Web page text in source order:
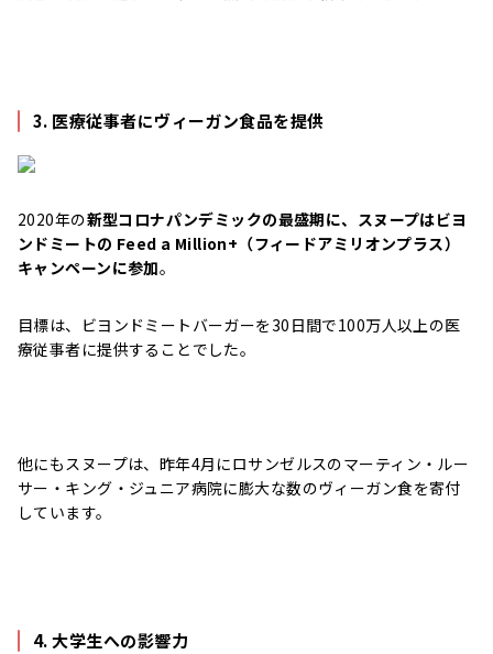
3. 医療従事者にヴィーガン食品を提供
2020年の新型コロナパンデミックの最盛期に、スヌープはビヨ
ンドミートの Feed a Million+（フィードアミリオンプラス）
キャンペーンに参加。
目標は、ビヨンドミートバーガーを30日間で100万人以上の医
療従事者に提供することでした。
他にもスヌープは、昨年4月にロサンゼルスのマーティン・ルー
サー・キング・ジュニア病院に膨大な数のヴィーガン食を寄付
しています。
4. 大学生への影響力